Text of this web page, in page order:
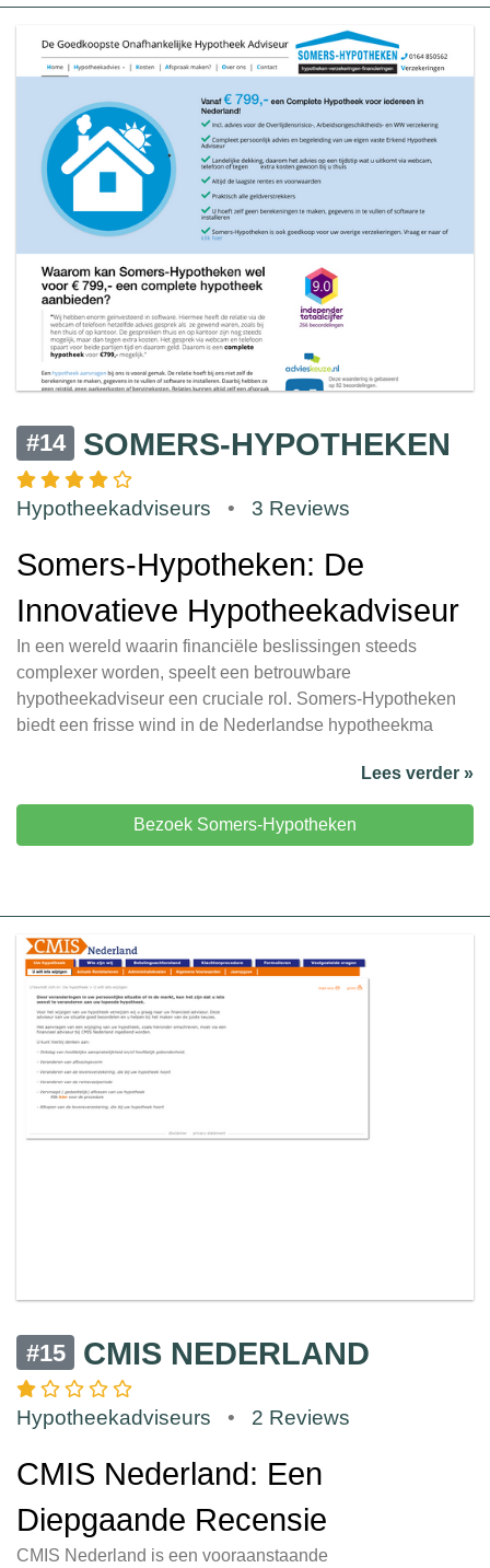
#14 SOMERS-HYPOTHEKEN
Hypotheekadviseurs • 3 Reviews
Somers-Hypotheken: De
Innovatieve Hypotheekadviseur
In een wereld waarin financiële beslissingen steeds
complexer worden, speelt een betrouwbare
hypotheekadviseur een cruciale rol. Somers-Hypotheken
biedt een frisse wind in de Nederlandse hypotheekma
Lees verder »
Bezoek Somers-Hypotheken
#15 CMIS NEDERLAND
Hypotheekadviseurs • 2 Reviews
CMIS Nederland: Een
Diepgaande Recensie
CMIS Nederland is een vooraanstaande